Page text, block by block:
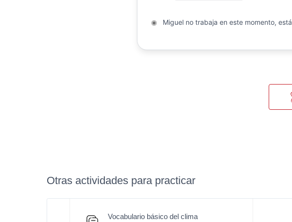
◉Miguel no trabaja en este momento, está
Otras actividades para practicar
Vocabulario básico del clima